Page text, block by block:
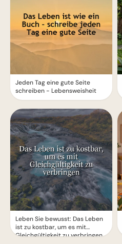
Jeden Tag eine gute Seite
schreiben - Lebensweisheit
Leben Sie bewusst: Das Leben
ist zu kostbar, um es mit
Gleichgültigkeit zu verbringen